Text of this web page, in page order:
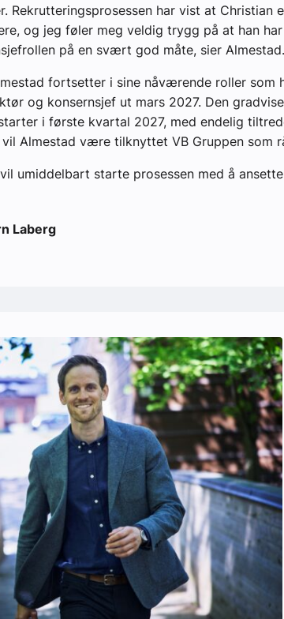
Rekrutteringsprosessen har vist at Christian
og jeg føler meg veldig trygg på at han
på en svært god måte, sier Almestad.
fortsetter i sine nåværende roller som
og konsernsjef ut mars 2027. Den
i første kvartal 2027, med endelig
Almestad være tilknyttet VB Gruppen som
umiddelbart starte prosessen med å
Laberg